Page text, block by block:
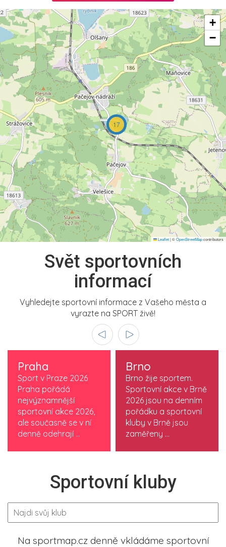
17
+
−
Leaflet|©OpenStreetMapcontributors
Svět sportovních
informací
Vyhledejte sportovní informace z Vašeho města a
vyrazte na SPORT živě!
Praha
Sport v Praze 2026
Praha pořádá
nejvýznamnější
sportovní akce 2026,
ale současně se v ní
denně odehrají ...
Brno
Brno žije sportem.
Sportovní akce v Brně
2026 jsou na denním
pořádku a sportovní
kluby v Brně jsou
zaměřeny ...
Sportovní kluby
Na sportmap.cz denně vkládáme sportovní